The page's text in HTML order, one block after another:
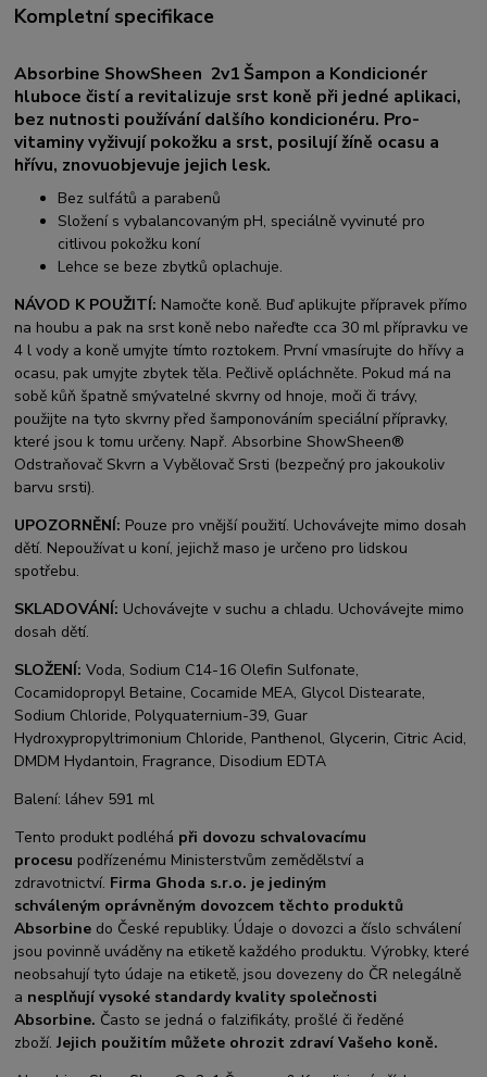
Kompletní specifikace
Absorbine ShowSheen 2v1 Šampon a Kondicionér
hluboce čistí a revitalizuje srst koně při jedné aplikaci,
bez nutnosti používání dalšího kondicionéru. Pro-
vitaminy vyživují pokožku a srst, posilují žíně ocasu a
hřívu, znovuobjevuje jejich lesk.
Bez sulfátů a parabenů
Složení s vybalancovaným pH, speciálně vyvinuté pro
citlivou pokožku koní
Lehce se beze zbytků oplachuje.
NÁVOD K POUŽITÍ: Namočte koně. Buď aplikujte přípravek přímo
na houbu a pak na srst koně nebo nařeďte cca 30 ml přípravku ve
4 l vody a koně umyjte tímto roztokem. První vmasírujte do hřívy a
ocasu, pak umyjte zbytek těla. Pečlivě opláchněte. Pokud má na
sobě kůň špatně smývatelné skvrny od hnoje, moči či trávy,
použijte na tyto skvrny před šamponováním speciální přípravky,
které jsou k tomu určeny. Např. Absorbine ShowSheen®
Odstraňovač Skvrn a Vybělovač Srsti (bezpečný pro jakoukoliv
barvu srsti).
UPOZORNĚNÍ: Pouze pro vnější použití. Uchovávejte mimo dosah
dětí. Nepoužívat u koní, jejichž maso je určeno pro lidskou
spotřebu.
SKLADOVÁNÍ: Uchovávejte v suchu a chladu. Uchovávejte mimo
dosah dětí.
SLOŽENÍ: Voda, Sodium C14-16 Olefin Sulfonate,
Cocamidopropyl Betaine, Cocamide MEA, Glycol Distearate,
Sodium Chloride, Polyquaternium-39, Guar
Hydroxypropyltrimonium Chloride, Panthenol, Glycerin, Citric Acid,
DMDM Hydantoin, Fragrance, Disodium EDTA
Balení: láhev 591 ml
Tento produkt podléhá při dovozu schvalovacímu
procesu podřízenému Ministerstvům zemědělství a
zdravotnictví. Firma Ghoda s.r.o. je jediným
schváleným oprávněným dovozcem těchto produktů
Absorbine do České republiky. Údaje o dovozci a číslo schválení
jsou povinně uváděny na etiketě každého produktu. Výrobky, které
neobsahují tyto údaje na etiketě, jsou dovezeny do ČR nelegálně
a nesplňují vysoké standardy kvality společnosti
Absorbine. Často se jedná o falzifikáty, prošlé či ředěné
zboží.Jejich použitím můžete ohrozit zdraví Vašeho koně.